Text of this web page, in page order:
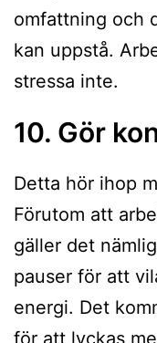
omfattning och
kan uppstå.
stressa inte.
10. Gör
Detta hör ihop
Förutom att
gäller det
pauser för att
energi. Det